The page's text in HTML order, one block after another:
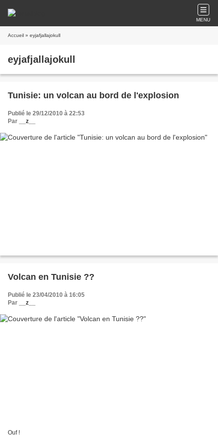
MENU
Accueil » eyjafjallajokull
eyjafjallajokull
Tunisie: un volcan au bord de l'explosion
Publié le 29/12/2010 à 22:53
Par
__z__
Volcan en Tunisie ??
Publié le 23/04/2010 à 16:05
Par
__z__
Ouf !